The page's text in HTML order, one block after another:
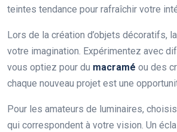
teintes tendance pour rafraîchir votre
Lors de la création d’objets décoratifs,
votre imagination. Expérimentez avec
vous optiez pour du macramé ou des
chaque nouveau projet est une
Pour les amateurs de luminaires,
qui correspondent à votre vision. Un